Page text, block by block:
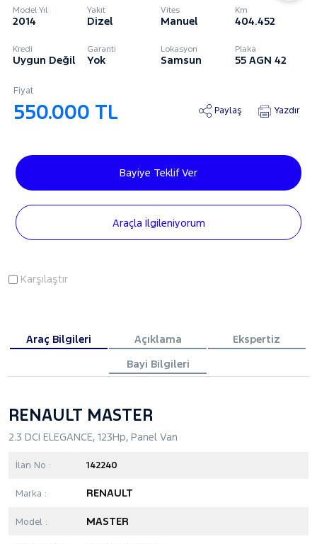
Model Yıl
2014
Yakıt
Dizel
Vites
Manuel
Km
404.452
Kredi
Uygun Değil
Garanti
Yok
Lokasyon
Samsun
Plaka
55 AGN 42
Fiyat
550.000 TL Paylaş Yazdır
Bayiye Teklif Ver
Araçla İlgileniyorum
Karşılaştır
Araç Bilgileri Açıklama
Ekspertiz
Bayi Bilgileri
RENAULT MASTER
2.3 DCI ELEGANCE, 123Hp, Panel Van
İlan No : 142240
Marka : RENAULT
Model : MASTER